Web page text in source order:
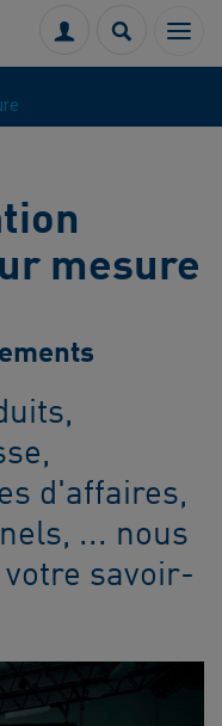
Menu
Connexion
mesure
d'affaires,
... nous
savoir-